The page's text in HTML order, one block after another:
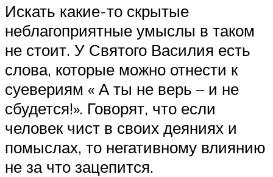
Искать какие-то скрытые
неблагоприятные умыслы в таком
не стоит. У Святого Василия есть
слова, которые можно отнести к
суевериям « А ты не верь – и не
сбудется!». Говорят, что если
человек чист в своих деяниях и
помыслах, то негативному влиянию
не за что зацепится.